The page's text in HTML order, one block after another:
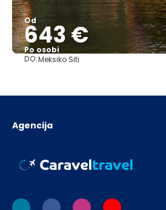
Od
643 €
Po osobi
DO:Meksiko Siti
Agencija